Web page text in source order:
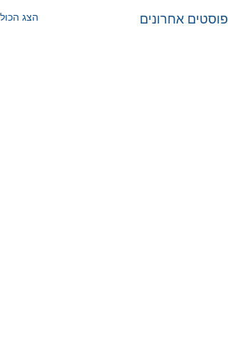
פוסטים אחרונים הצג הכול